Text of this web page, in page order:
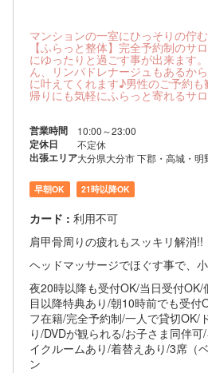
マンションの一室にひっそりの佇
【ふらっと整体】完全予約制のサ
にゆったりと過ごす事が出来ます
ん、リンパドレナージュもあるか
に叶えてくれます♪男性のご予約
帰りにも気軽にふらっと寄れるサ
営業時間 10:00～23:00
定休日 不定休
出張エリア大分県大分市 下郡・高城・明
早朝OK 21時以降OK
カード : 利用不可
肩甲骨周りの疲れもスッキリ解消!!
ヘッドマッサージでほぐす事で、
夜20時以降も受付OK/当日受付
目以降特典あり/朝10時前でも受付
フ在籍/完全予約制/一人で貸切OK/
り/DVDが観られる/お子さま同伴
イクルームあり/着替えあり/3席（
ン